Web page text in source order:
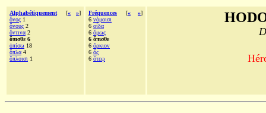
Alphabétiquement [« »]
ὄνος 1
ὄνους 2
ὅντινα 2
ὄπισθε 6
ὀπίσω 18
ὅπλα 4
ὅπλοισι 1
Fréquences [« »]
6 νόμοισι
6 οἶδα
6 ὅμως
6 ὄπισθε
6 ὅρκιον
6 ὅς
6 ὅτεῳ